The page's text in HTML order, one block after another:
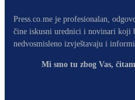
Press.co.me je profesionalan,
čine iskusni urednici i novinari koji
nedvosmisleno izvještavaju i
Mi smo tu zbog Vas,